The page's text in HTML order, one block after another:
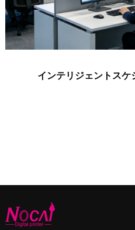
インテリジェントスケ